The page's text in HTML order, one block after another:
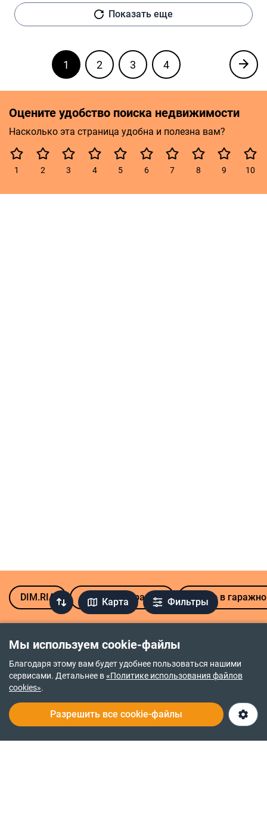
Мы используем cookie-файлы
Благодаря этому вам будет удобнее пользоваться нашими
сервисами. Детальнее в«Политике использования файлов
cookies».
Разрешить все cookie-файлы
Карта Фильтры
DIM.RIA Продажа гаражей Место в
Показать еще
1 2 3 4
Оцените удобство поиска недвижимости
Насколько эта страница удобна и полезна вам?
Выставка
Раково